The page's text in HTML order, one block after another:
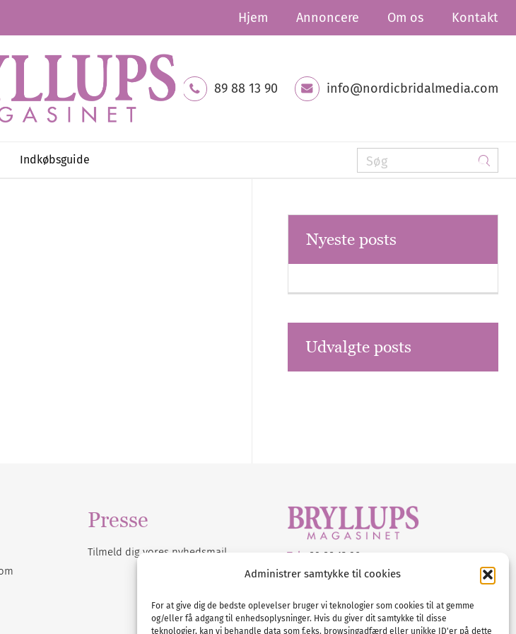
Administrer samtykke til cookies
For at give dig de bedste oplevelser bruger vi teknologier som cookies til at gemme
og/eller få adgang til enhedsoplysninger. Hvis du giver dit samtykke til disse
teknologier, kan vi behandle data som f.eks. browsingadfærd eller unikke ID'er på dette
Hjem Annoncere Om os Kontakt
89 88 13 90 info@nordicbridalmedia.com
Indkøbsguide
Nyeste posts
Udvalgte posts
Presse
Tilmeld dig vores nyhedsmail Tel :
89 88 13 90
E-post:info@nordicbridalmedia.com
© All rights reserved.
Org.nr: DK34787271